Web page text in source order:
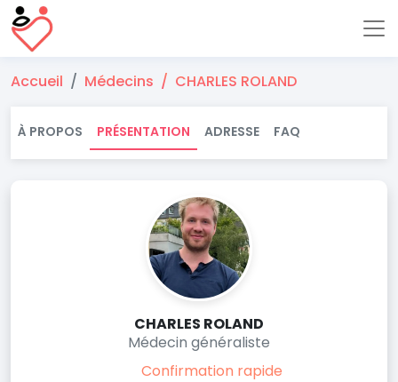
Accueil Médecins CHARLES ROLAND
À PROPOS PRÉSENTATION ADRESSE FAQ
CHARLES ROLAND
Médecin généraliste
Confirmation rapide